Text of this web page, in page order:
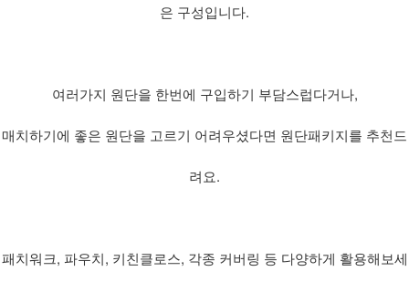
은 구성입니다.
여러가지 원단을 한번에 구입하기 부담스럽다거나,
매치하기에 좋은 원단을 고르기 어려우셨다면 원단패키지를 추천드
려요.
패치워크, 파우치, 키친클로스, 각종 커버링 등 다양하게 활용해보세